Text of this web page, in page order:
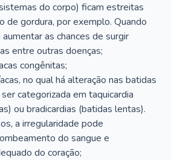
do corpo) ficam estreitas
de gordura, por exemplo. Quando
as chances de surgir
entre outras doenças;
congênitas;
no qual há alteração nas batidas
categorizada em taquicardia
ou bradicardias (batidas lentas).
a irregularidade pode
do sangue e
do coração;